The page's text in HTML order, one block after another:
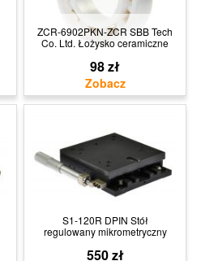
ZCR-6902PKN-ZCR SBB Tech
Co. Ltd. Łożysko ceramiczne
98 zł
S1-120R DPIN Stół
regulowany mikrometryczny
550 zł